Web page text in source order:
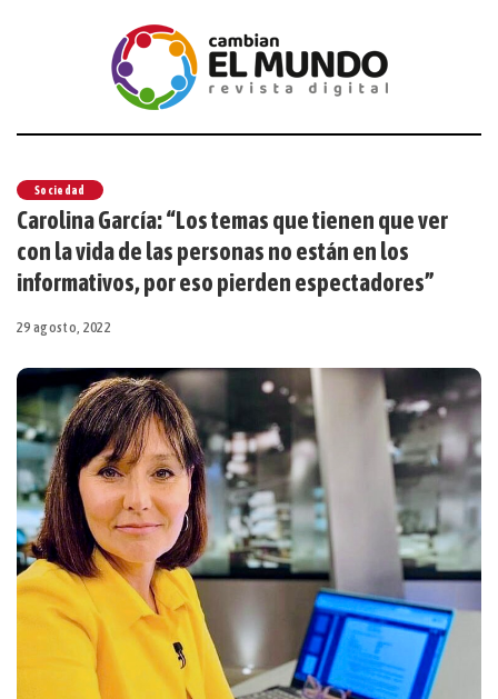
Sociedad
Carolina García: “Los temas que tienen que ver
con la vida de las personas no están en los
informativos, por eso pierden espectadores”
29 agosto, 2022